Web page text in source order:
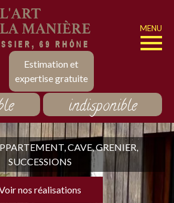
Estimation et
expertise gratuite
MENU
indisponible
CAVE, GRENIER,
SUCCESSIONS
nos réalisations